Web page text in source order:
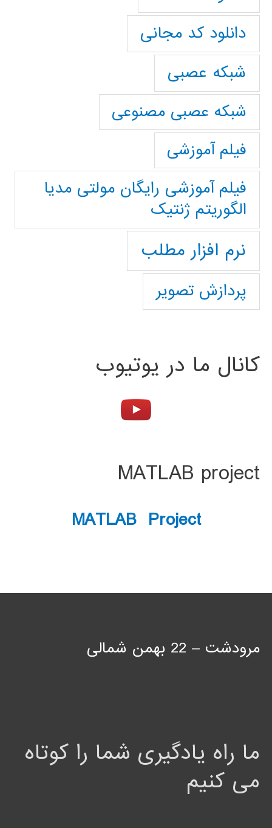
دانلود کد مجانی
شبکه عصبی
شبکه عصبی مصنوعی
فیلم آموزشی
فیلم آموزشی رایگان مولتی مدیا
الگوریتم ژنتیک
نرم افزار مطلب
پردازش تصویر
کانال ما در یوتیوب
MATLAB project
MATLAB Project
مرودشت – 22 بهمن شمالی
ما راه یادگیری شما را کوتاه
می کنیم